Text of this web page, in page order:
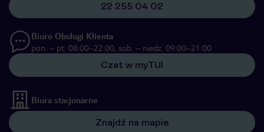
22 255 04 02
Biuro Obsługi Klienta
pon. – pt. 08:00–22:00, sob. – niedz. 09:00–21:00
Czat w myTUI
Biura stacjonarne
Znajdź na mapie